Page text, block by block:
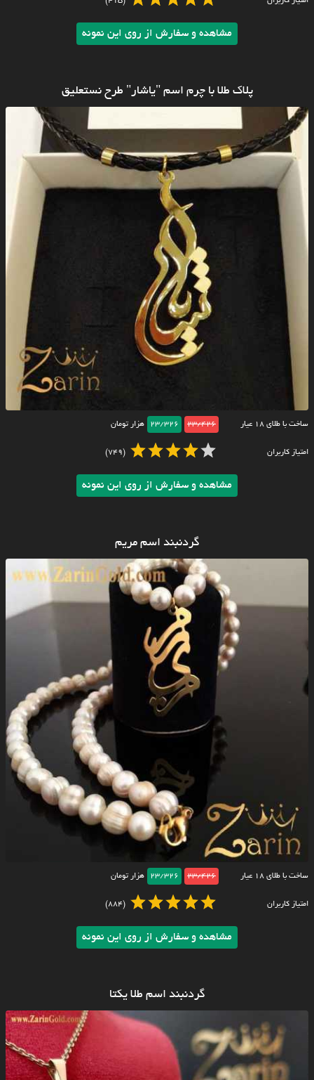
مشاهده و سفارش از روی این نمونه
پلاک طلا با چرم اسم "یاشار" طرح نستعلیق
ساخت با طلای ۱۸ عیار 23/426
23/326 هزار تومان
امتیاز کاربران (749)
مشاهده و سفارش از روی این نمونه
گردنبند اسم مریم
ساخت با طلای ۱۸ عیار 23/426
23/326 هزار تومان
امتیاز کاربران (884)
مشاهده و سفارش از روی این نمونه
گردنبند اسم طلا یکتا